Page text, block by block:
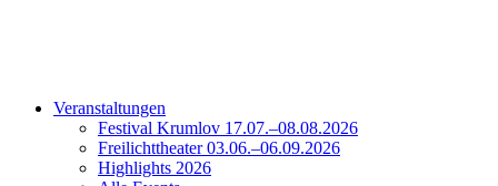
Veranstaltungen
Festival Krumlov 17.07.–08.08.2026
Freilichttheater 03.06.–06.09.2026
Highlights 2026